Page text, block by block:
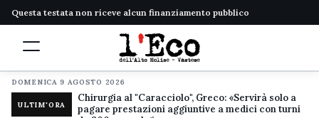
Questa testata non riceve alcun finanziamento pubblico
DOMENICA 9 AGOSTO 2026
ULTIM'ORA
Chirurgia al "Caracciolo", Greco: «Servirà solo a
pagare prestazioni aggiuntive a medici con turni